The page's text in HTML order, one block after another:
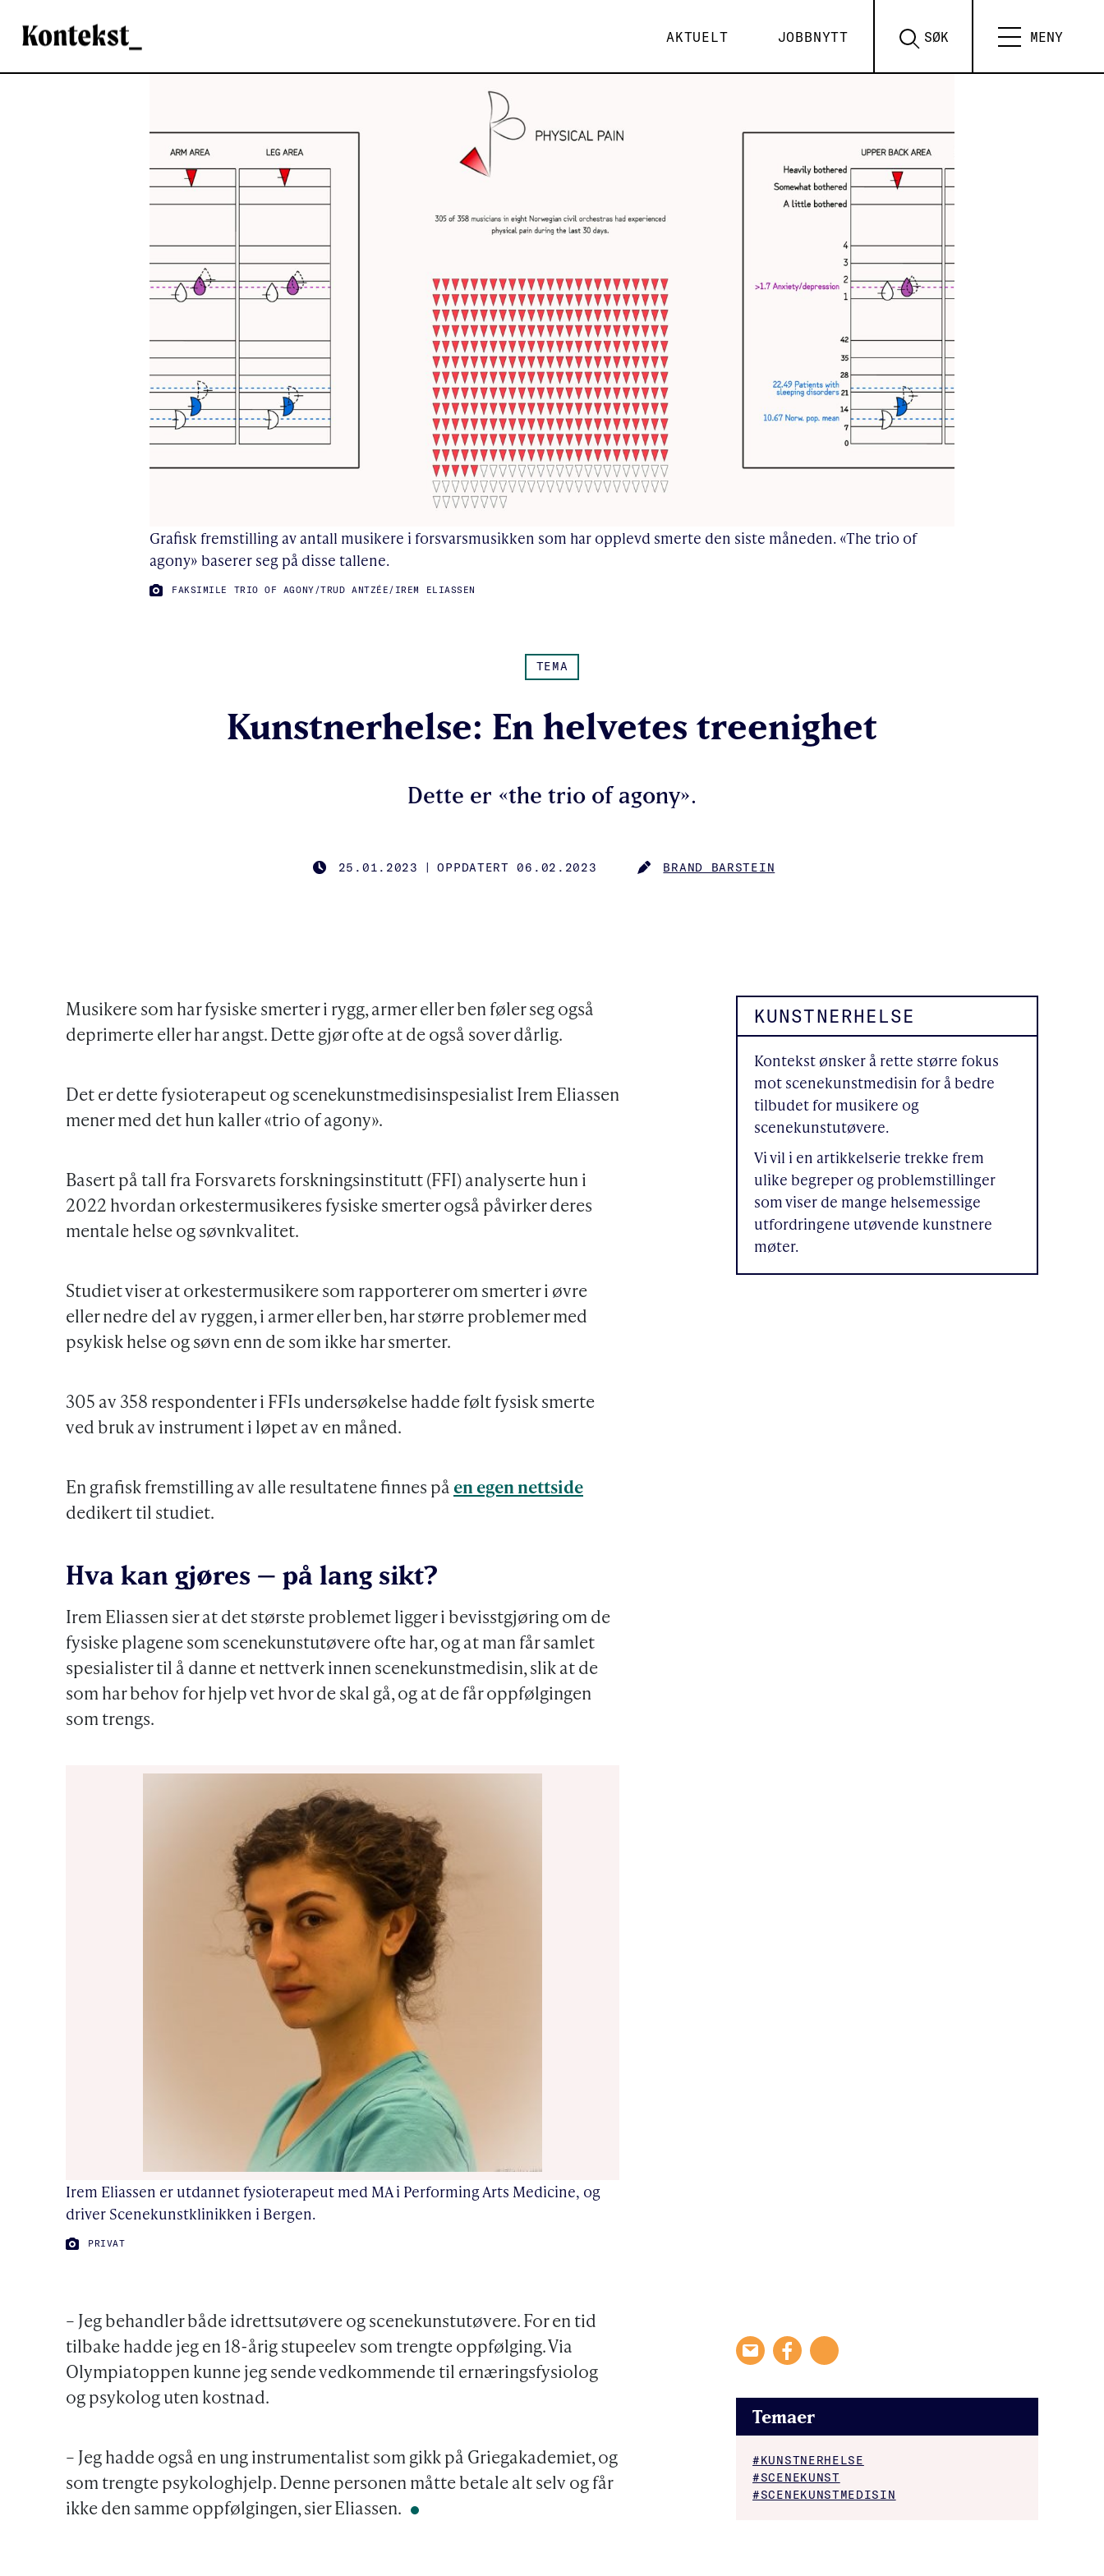
Kontekst AKTUELT JOBBNYTT SØK MENY
Grafisk fremstilling av antall musikere i forsvarsmusikken som har opplevd smerte den siste måneden. «The trio of
agony» baserer seg på disse tallene.
FOTO:
FAKSIMILE TRIO OF AGONY/TRUD ANTZÉE/IREM ELIASSEN
TEMA
Kunstnerhelse: En helvetes treenighet
Dette er «the trio of agony».
PUBLISHED
25.01.2023 | OPPDATERT 06.02.2023
AUTHOR
BRAND BARSTEIN
Musikere som har fysiske smerter i rygg, armer eller ben føler seg også
deprimerte eller har angst. Dette gjør ofte at de også sover dårlig.
Det er dette fysioterapeut og scenekunstmedisinspesialist Irem Eliassen
mener med det hun kaller «trio of agony».
Basert på tall fra Forsvarets forskningsinstitutt (FFI) analyserte hun i
2022 hvordan orkestermusikeres fysiske smerter også påvirker deres
mentale helse og søvnkvalitet.
Studiet viser at orkestermusikere som rapporterer om smerter i øvre
eller nedre del av ryggen, i armer eller ben, har større problemer med
psykisk helse og søvn enn de som ikke har smerter.
305 av 358 respondenter i FFIs undersøkelse hadde følt fysisk smerte
ved bruk av instrument i løpet av en måned.
En grafisk fremstilling av alle resultatene finnes påen egen nettside
dedikert til studiet.
Hva kan gjøres – på lang sikt?
Irem Eliassen sier at det største problemet ligger i bevisstgjøring om de
fysiske plagene som scenekunstutøvere ofte har, og at man får samlet
spesialister til å danne et nettverk innen scenekunstmedisin, slik at de
som har behov for hjelp vet hvor de skal gå, og at de får oppfølgingen
som trengs.
Irem Eliassen er utdannet fysioterapeut med MA i Performing Arts Medicine, og
driver Scenekunstklinikken i Bergen.
FOTO:
PRIVAT
– Jeg behandler både idrettsutøvere og scenekunstutøvere. For en tid
tilbake hadde jeg en 18-årig stupeelev som trengte oppfølging. Via
Olympiatoppen kunne jeg sende vedkommende til ernæringsfysiolog
og psykolog uten kostnad.
– Jeg hadde også en ung instrumentalist som gikk på Griegakademiet, og
som trengte psykologhjelp. Denne personen måtte betale alt selv og får
ikke den samme oppfølgingen, sier Eliassen.
KUNSTNERHELSE
Kontekst ønsker å rette større fokus
mot scenekunstmedisin for å bedre
tilbudet for musikere og
scenekunstutøvere.
Vi vil i en artikkelserie trekke frem
ulike begreper og problemstillinger
som viser de mange helsemessige
utfordringene utøvende kunstnere
møter.
Temaer
#KUNSTNERHELSE
#SCENEKUNST
#SCENEKUNSTMEDISIN